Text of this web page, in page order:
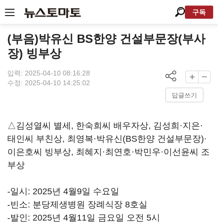
구독
(부음)박유신 BS한양 건설부문장(부사
장) 빙부상
입력: 2025-04-10 08:16:28
수정: 2025-04-10 14:25:02
답글쓰기
△김성열씨 별세, 한숙희씨 배우자상, 김성희·지은·
태인씨 부친상, 최영복·박유신(BS한양 건설부문장)·
이은호씨 빙부상, 최혜지·최연호·박민우·이선윤씨 조
부상
-일시: 2025년 4월9일 수요일
-빈소: 분당제생병원 장례식장 8호실
-발인: 2025년 4월11일 금요일 오전 5시